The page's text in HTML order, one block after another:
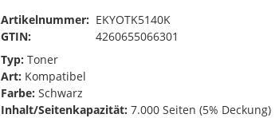
Artikelnummer: EKYOTK5140K
GTIN:
4260655066301
Typ: Toner
Art: Kompatibel
Farbe: Schwarz
Inhalt/Seitenkapazität: 7.000 Seiten (5% Deckung)